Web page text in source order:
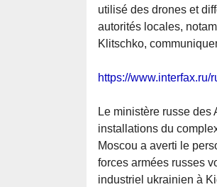
utilisé des drones et
autorités locales,
Klitschko,
https://www.interfax.ru/
Le ministère russe
installations du
Moscou a averti le
forces armées russes
industriel ukrainien à